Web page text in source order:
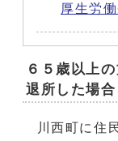
厚生労
６５歳以上
退所した場合
川西町に住